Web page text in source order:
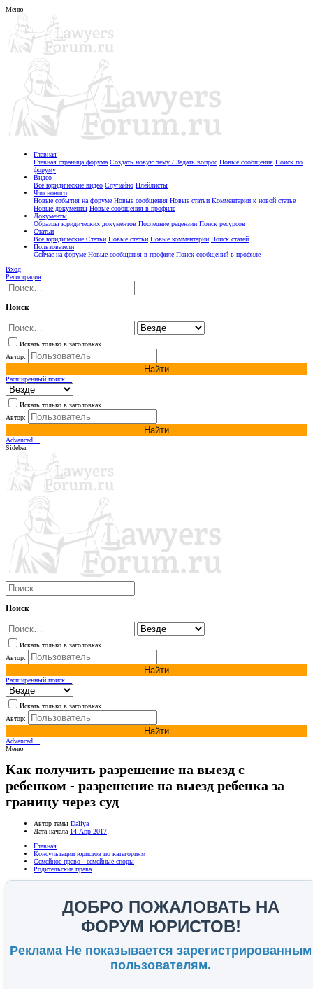
Меню
Главная
Главная страница форума Создать новую тему / Задать вопрос Новые сообщения Поиск по
форуму
Видео
Все юридические видео Случайно Плейлисты
Что нового
Новые события на форуме Новые сообщения Новые статьи Комментарии к новой статье
Новые документы Новые сообщения в профиле
Документы
Образцы юридических документов Последние рецензии Поиск ресурсов
Статьи
Все юридические Статьи Новые статьи Новые комментарии Поиск статей
Пользователи
Сейчас на форуме Новые сообщения в профиле Поиск сообщений в профиле
Вход
Регистрация
Поиск
Искать только в заголовках
Автор:
Найти
Расширенный поиск…
Искать только в заголовках
Автор:
Найти
Advanced…
Sidebar
Поиск
Искать только в заголовках
Автор:
Найти
Расширенный поиск…
Искать только в заголовках
Автор:
Найти
Advanced…
Меню
Как получить разрешение на выезд с
ребенком - разрешение на выезд ребенка за
границу через суд
Автор темы Daliya
Дата начала 14 Апр 2017
Главная
Консультации юристов по категориям
Семейное право - семейные споры
Родительские права
ДОБРО ПОЖАЛОВАТЬ НА
ФОРУМ ЮРИСТОВ!
Реклама Не показывается зарегистрированным
пользователям.